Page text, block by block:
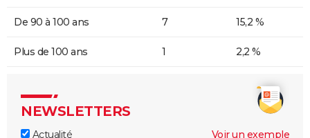
De 90 à 100 ans 7 15,2 %
Plus de 100 ans 1 2,2 %
NEWSLETTERS
Actualité Voir un exemple